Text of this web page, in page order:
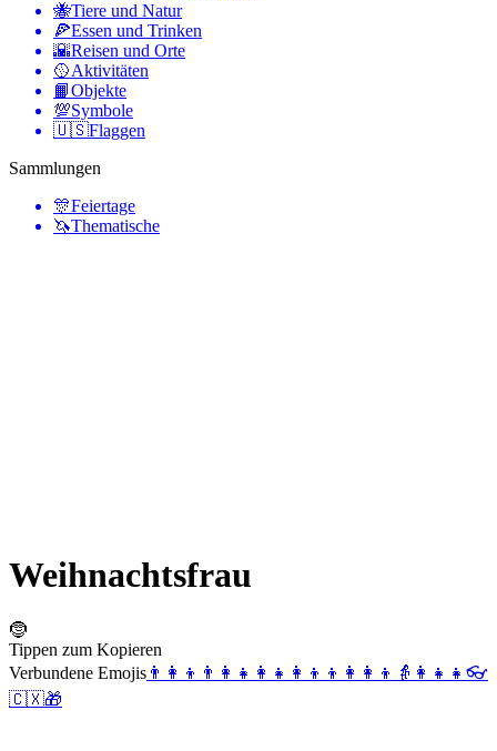
🐝Tiere und Natur
🍕Essen und Trinken
🌇Reisen und Orte
🥎Aktivitäten
📙Objekte
💯Symbole
🇺🇸Flaggen
Sammlungen
🎊Feiertage
🦄Thematische
Weihnachtsfrau
🤶
Tippen zum Kopieren
Verbundene Emojis 👨‍👩‍👦 👨‍👩‍👧 👩‍👧 👩‍👦‍👦 👩‍👩‍👦 👵 👩‍👧‍👧 👓
🇨🇽🎁